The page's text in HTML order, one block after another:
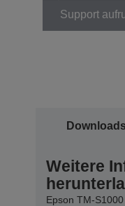
Support
Downloads
Weitere
Epson TM-